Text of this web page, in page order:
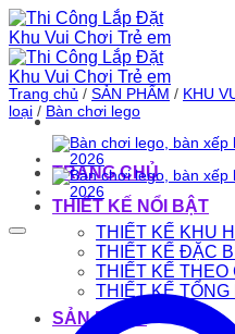
Bỏ
qua
nội
dung
TRANG CHỦ
THIẾT KẾ NỔI BẬT
THIẾT KẾ KHU
THIẾT KẾ ĐẶC
THIẾT KẾ THEO
THIẾT KẾ TỔNG
SẢN PHẨM
Trang chủ / SẢN PHẨM / KHU
loại / Bàn chơi lego